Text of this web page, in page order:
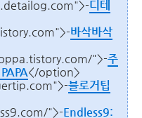
디테
바삭바삭
">-주
</option>
블로거팁
">-Endless9: